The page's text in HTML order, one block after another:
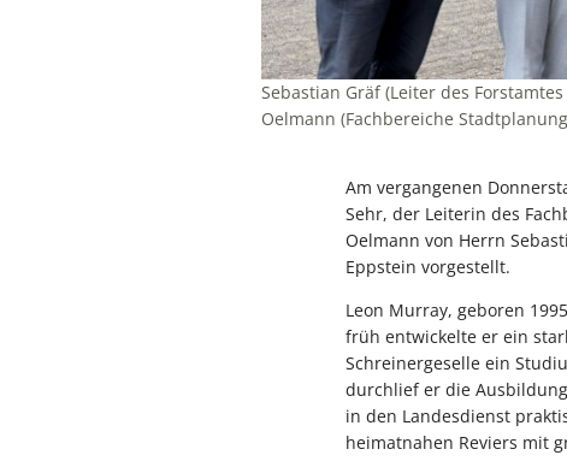
Sebastian Gräf (Leiter des
Oelmann (Fachbereiche
Am vergangenen
Sehr, der Leiterin des
Oelmann von Herrn
Eppstein vorgestellt.
Leon Murray, geboren
früh entwickelte er ein
Schreinergeselle ein
durchlief er die
in den Landesdienst
heimatnahen Reviers mit